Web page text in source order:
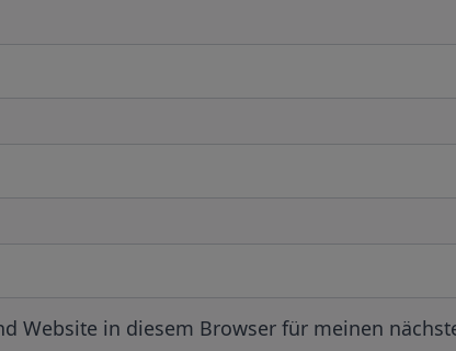
Website in diesem Browser für meinen